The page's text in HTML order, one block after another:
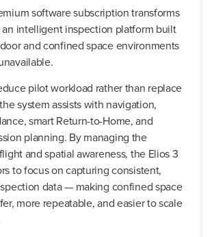
software subscription transforms
intelligent inspection platform built
and confined space environments
pilot workload rather than replace
system assists with navigation,
smart Return-to-Home, and
planning. By managing the
and spatial awareness, the Elios 3
to focus on capturing consistent,
data — making confined space
more repeatable, and easier to scale